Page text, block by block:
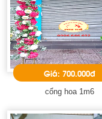
Giá: 700.000đ
cổng hoa 1m6